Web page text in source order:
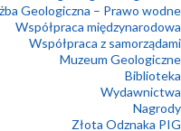
Geologiczna – Prawo wodne
Współpraca międzynarodowa
Współpraca z samorządami
Muzeum Geologiczne
Biblioteka
Wydawnictwa
Nagrody
Złota Odznaka PIG